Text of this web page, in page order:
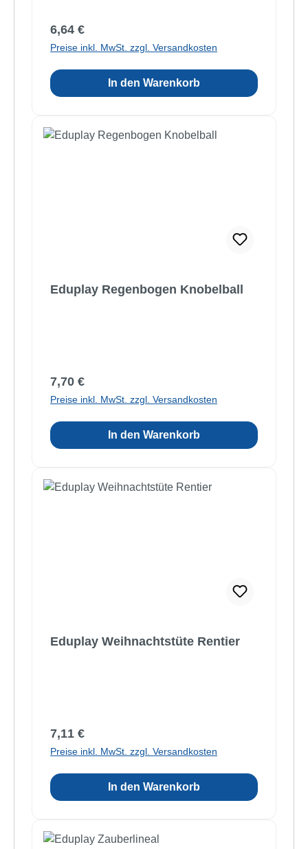
Regulärer Preis:
6,64 €
Preise inkl. MwSt. zzgl. Versandkosten
In den Warenkorb
Eduplay Regenbogen Knobelball
Regulärer Preis:
7,70 €
Preise inkl. MwSt. zzgl. Versandkosten
In den Warenkorb
Eduplay Weihnachtstüte Rentier
Regulärer Preis:
7,11 €
Preise inkl. MwSt. zzgl. Versandkosten
In den Warenkorb